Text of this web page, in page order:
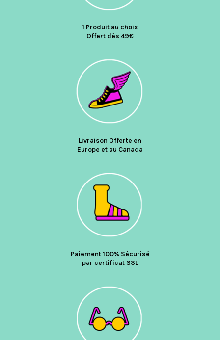
1 Produit au choix
Offert dès 49€
Livraison Offerte en
Europe et au Canada
Paiement 100% Sécurisé
par certificat SSL